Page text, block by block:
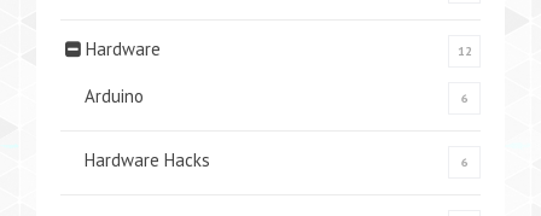
Hardware 12
Arduino 6
Hardware Hacks 6